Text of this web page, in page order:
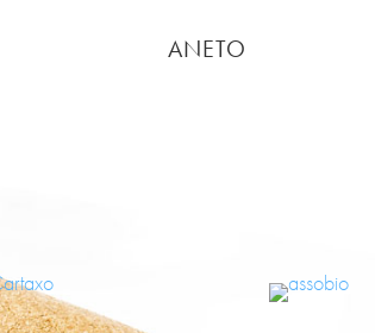
ANETO